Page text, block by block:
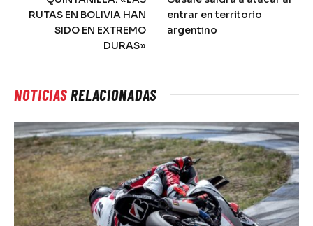
RUTAS EN BOLIVIA HAN
SIDO EN EXTREMO
DURAS»
entrar en territorio
argentino
NOTICIASRELACIONADAS